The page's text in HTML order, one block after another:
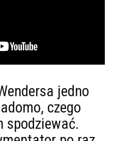
jedno
czego
spodziewać.